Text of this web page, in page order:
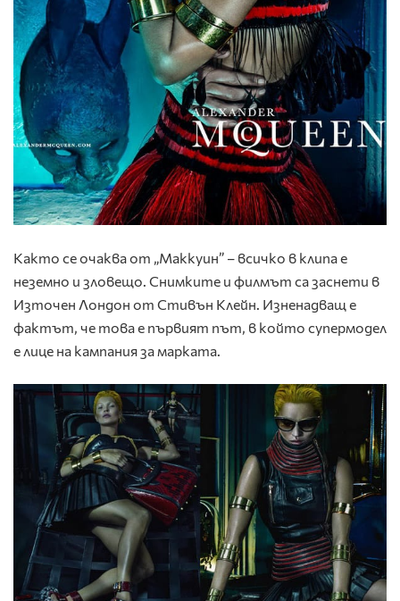
Както се очаква от „Маккуин” – всичко в клипа е
неземно и зловещо. Снимките и филмът са заснети в
Източен Лондон от Стивън Клейн. Изненадващ е
фактът, че това е първият път, в който супермодел
е лице на кампания за марката.